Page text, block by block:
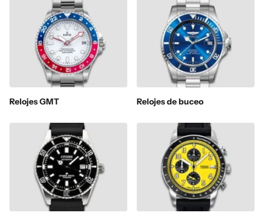
Relojes GMT Relojes de buceo